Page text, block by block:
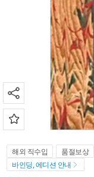
해외 직수입 품절보상
바인딩, 에디션 안내